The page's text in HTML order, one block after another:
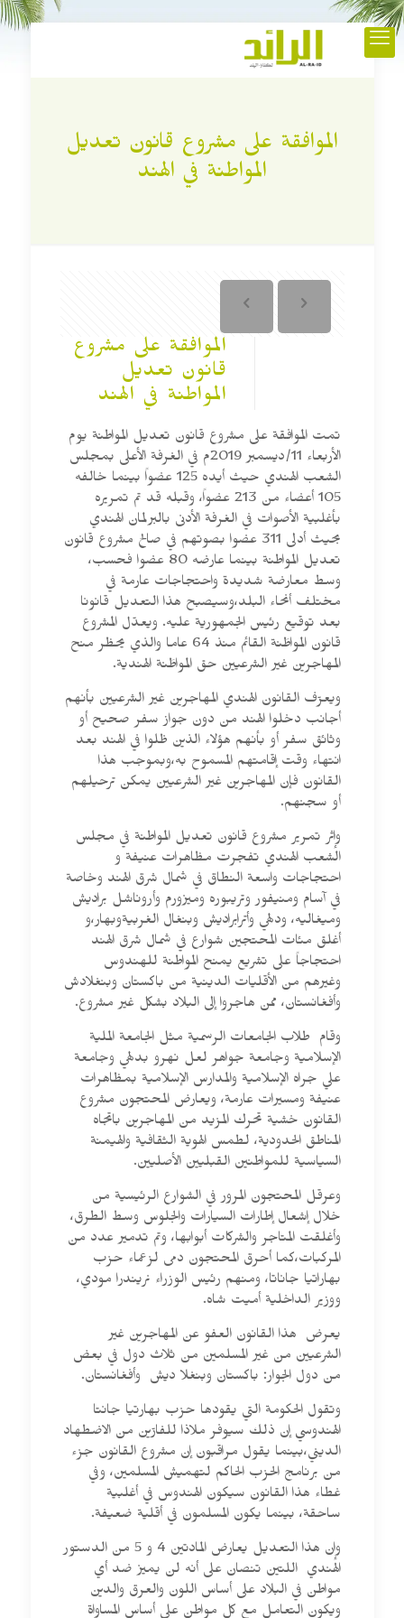
الموافقة على مشروع قانون تعديل
المواطنة في الهند
الموافقة على مشروع
قانون تعديل
المواطنة في الهند
تمت الموافقة على مشروع قانون تعديل المواطنة يوم
الأربعاء 11/ديسمبر 2019م في الغرفة الأعلى بمجلس
الشعب الهندي حيث أيده 125 عضواً بينما خالفه
105 أعضاء من 213 عضواً، وقبله قد تم تمريره
بأغلبية الأصوات في الغرفة الأدنى بالبرلمان الهندي
بحيث أدلى 311 عضوا بصوتهم في صالح مشروع قانون
تعديل المواطنة بينما عارضه 80 عضوا فحسب،
وسط معارضة شديدة واحتجاجات عارمة في
مختلف أنحاء البلد،وسيصبح هذا التعديل قانونا
بعد توقيع رئيس الجمهورية عليه. ويعدّل المشروع
قانون المواطَنة القائم منذ 64 عاما والذي يحظر منح
المهاجرين غير الشرعيين حق المواطَنة الهندية.
ويعرّف القانون الهندي المهاجرين غير الشرعيين بأنهم
أجانب دخلوا الهند من دون جواز سفر صحيح أو
وثائق سفر أو بأنهم هؤلاء الذين ظلوا في الهند بعد
انتهاء وقت إقامتهم المسموح به،وبموجب هذا
القانون فإن المهاجرين غير الشرعيين يمكن ترحيلهم
أو سجنهم.
وإثر تمرير مشروع قانون تعديل المواطنة في مجلس
الشعب الهندي تفجرت مظاهرات عنيفة و
احتجاجات واسعة النطاق في شمال شرق الهند وخاصة
في آسام ومنيفور وتريبوره وميزورم وأروناشل براديش
وميغاليه، ودلهي وأترابراديش وبنغال الغربيةوبهار،و
أغلق مئات المحتجين شوارع في شمال شرق الهند
احتجاجاً على تشريع يمنح المواطنة للهندوس
وغيرهم من الأقليات الدينية من باكستان وبنغلادش
وأفغانستان، ممن هاجروا إلى البلاد بشكل غير مشروع.
وقام طلاب الجامعات الرسمية مثل الجامعة الملية
الإسلامية وجامعة جواهر لعل نهرو بدلهي وجامعة
علي جراه الإسلامية والمدارس الإسلامية بمظاهرات
عنيفة ومسيرات عارمة، ويعارض المحتجون مشروع
القانون خشية تحرك المزيد من المهاجرين باتجاه
المناطق الحدودية، لطمس الهوية الثقافية والهيمنة
السياسية للمواطنين القبليين الأصليين.
وعرقل المحتجون المرور في الشوارع الرئيسية من
خلال إشعال إطارات السيارات والجلوس وسط الطرق،
وأغلقت المتاجر والشركات أبوابها، وتم تدمير عدد من
المركبات،كما أحرق المحتجون دمى لزعماء حزب
بهاراتيا جاناتا، ومنهم رئيس الوزراء نريندرا مودي،
ووزير الداخلية أميت شاه.
يعرض هذا القانون العفو عن المهاجرين غير
الشرعيين من غير المسلمين من ثلاث دول في بعض
من دول الجوار: باكستان وبنغلا ديش وأفغانستان.
وتقول الحكومة التي يقودها حزب بهارتيا جانتا
الهندوسي إن ذلك سيوفر ملاذا للفارّين من الاضطهاد
الديني،بينما يقول مراقبون إن مشروع القانون جزء
من برنامج الحزب الحاكم لتهميش المسلمين، وفي
غطاء هذا القانون سيكون الهندوس في أغلبية
ساحقة، بينما يكون المسلمون في أقلية ضعيفة.
وإن هذا التعديل يعارض المادتين 4 و 5 من الدستور
الهندي اللتين تنصان على أنه لن يميز ضد أي
مواطن في البلاد على أساس اللون والعرق والدين
ويكون التعامل مع كل مواطن على أساس المساواة